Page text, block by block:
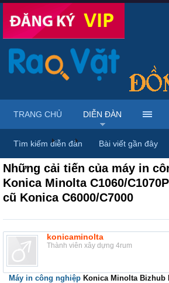
Diễn đàn ... Máy móc & thiết bị
Những cải tiến của máy in
Konica Minolta C1060/
cũ Konica C6000/C7000
konicaminolta
Thành viên xây dựng 4rum
Máy in công nghiệp Konica Minolta Bizhub
TRANG CHỦ DIỄN ĐÀN
Tìm kiếm diễn đàn Bài viết gần đây